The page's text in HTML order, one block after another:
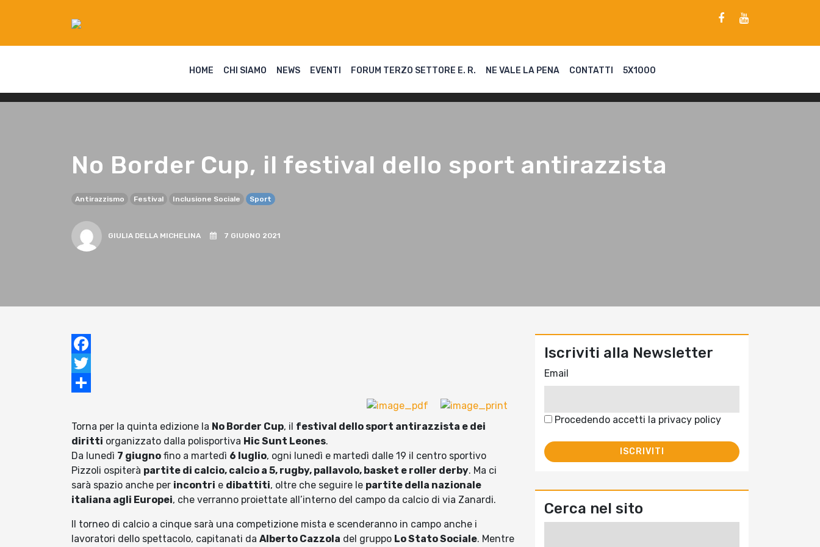
HOME CHI SIAMO NEWS EVENTI FORUM TERZO SETTORE E. R. NE VALE LA PENA CONTATTI 5X1000
No Border Cup, il festival dello sport antirazzista
Antirazzismo Festival Inclusione Sociale Sport
GIULIA DELLA MICHELINA 7 GIUGNO 2021
Facebook
Twitter
Torna per la quinta edizione la No Border Cup, il festival dello sport antirazzista e dei
diritti organizzato dalla polisportiva Hic Sunt Leones.
Da lunedì 7 giugno fino a martedì 6 luglio, ogni lunedì e martedì dalle 19 il centro sportivo
Pizzoli ospiterà partite di calcio, calcio a 5, rugby, pallavolo, basket e roller derby. Ma ci
sarà spazio anche per incontri e dibattiti, oltre che seguire le partite della nazionale
italiana agli Europei, che verranno proiettate all’interno del campo da calcio di via Zanardi.
Il torneo di calcio a cinque sarà una competizione mista e scenderanno in campo anche i
lavoratori dello spettacolo, capitanati da Alberto Cazzola del gruppo Lo Stato Sociale. Mentre
Iscriviti alla Newsletter
Email
Procedendo accetti la privacy policy
Cerca nel sito